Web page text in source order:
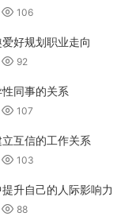
106
好规划职业走向
92
同事的关系
107
互信的工作关系
103
升自己的人际影响力
88